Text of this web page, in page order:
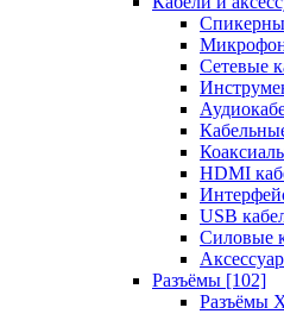
Сетевые
HDMI
USB
Силовые
Разъёмы [102]
Разъёмы